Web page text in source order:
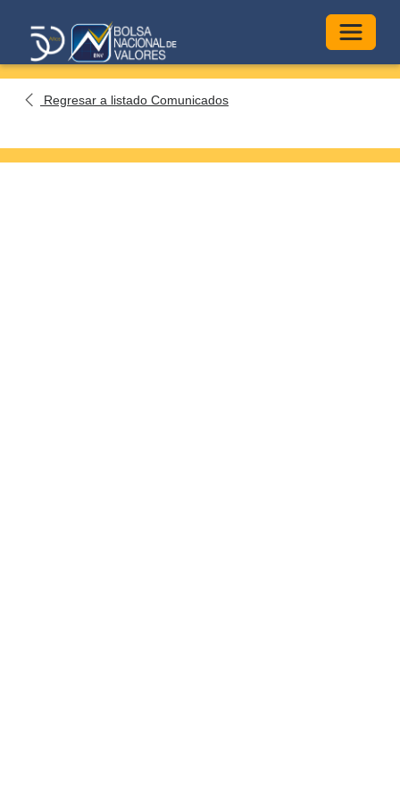
Regresar a listado Comunicados